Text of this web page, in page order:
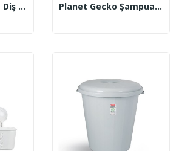
Planet Gecko No1 Diş Macunluğu UP 502 Planet Gecko Şampuanlık No 2 UP 503